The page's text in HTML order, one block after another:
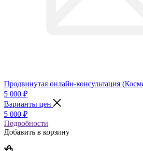
Продвинутая онлайн-консультация
5 000 ₽
Варианты цен
5 000 ₽
Подробности
Добавить в корзину